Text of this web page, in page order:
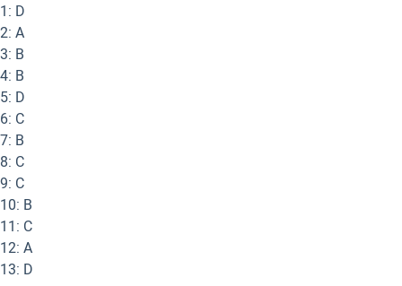
1: D
2: A
3: B
4: B
5: D
6: C
7: B
8: C
9: C
10: B
11: C
12: A
13: D